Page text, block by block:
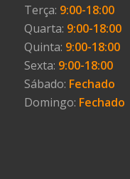
Terça: 9:00-18:00
Quarta: 9:00-18:00
Quinta: 9:00-18:00
Sexta: 9:00-18:00
Sábado: Fechado
Domingo: Fechado